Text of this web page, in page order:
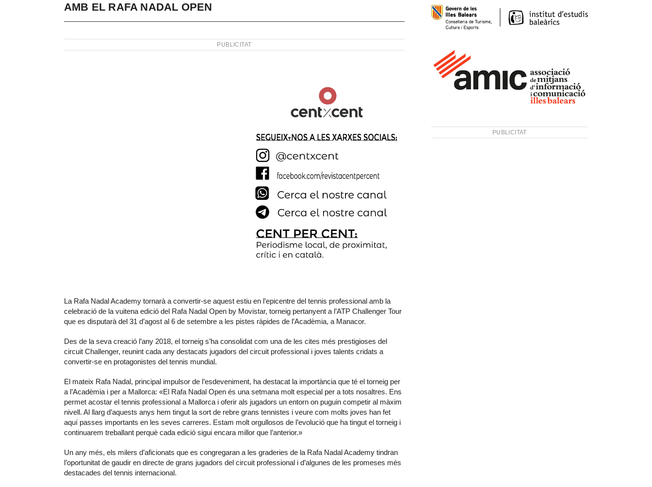
AMB EL RAFA NADAL OPEN
PUBLICITAT
La Rafa Nadal Academy tornarà a convertir-se aquest estiu en l’epicentre del tennis professional amb la
celebració de la vuitena edició del Rafa Nadal Open by Movistar, torneig pertanyent a l’ATP Challenger Tour
que es disputarà del 31 d’agost al 6 de setembre a les pistes ràpides de l’Acadèmia, a Manacor.
Des de la seva creació l’any 2018, el torneig s’ha consolidat com una de les cites més prestigioses del
circuit Challenger, reunint cada any destacats jugadors del circuit professional i joves talents cridats a
convertir-se en protagonistes del tennis mundial.
El mateix Rafa Nadal, principal impulsor de l’esdeveniment, ha destacat la importància que té el torneig per
a l’Acadèmia i per a Mallorca: «El Rafa Nadal Open és una setmana molt especial per a tots nosaltres. Ens
permet acostar el tennis professional a Mallorca i oferir als jugadors un entorn on puguin competir al màxim
nivell. Al llarg d’aquests anys hem tingut la sort de rebre grans tennistes i veure com molts joves han fet
aquí passes importants en les seves carreres. Estam molt orgullosos de l’evolució que ha tingut el torneig i
continuarem treballant perquè cada edició sigui encara millor que l’anterior.»
Un any més, els milers d’aficionats que es congregaran a les graderies de la Rafa Nadal Academy tindran
l’oportunitat de gaudir en directe de grans jugadors del circuit professional i d’algunes de les promeses més
destacades del tennis internacional.
PUBLICITAT